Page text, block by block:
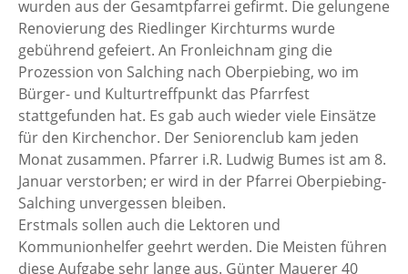
wurden aus der Gesamtpfarrei gefirmt. Die gelungene
Renovierung des Riedlinger Kirchturms wurde
gebührend gefeiert. An Fronleichnam ging die
Prozession von Salching nach Oberpiebing, wo im
Bürger- und Kulturtreffpunkt das Pfarrfest
stattgefunden hat. Es gab auch wieder viele Einsätze
für den Kirchenchor. Der Seniorenclub kam jeden
Monat zusammen. Pfarrer i.R. Ludwig Bumes ist am 8.
Januar verstorben; er wird in der Pfarrei Oberpiebing-
Salching unvergessen bleiben.
Erstmals sollen auch die Lektoren und
Kommunionhelfer geehrt werden. Die Meisten führen
diese Aufgabe sehr lange aus. Günter Mauerer 40